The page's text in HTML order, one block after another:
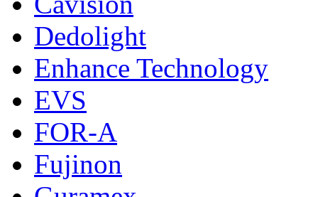
Dedolight
Enhance Technology
EVS
FOR-A
Fujinon